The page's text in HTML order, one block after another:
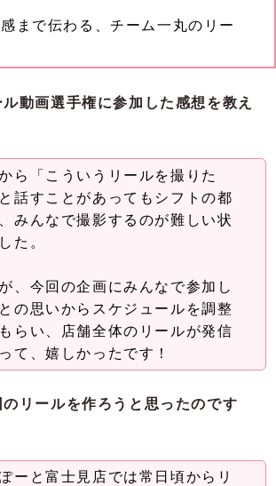
まで伝わる、チーム一丸のリー
動画選手権に参加した感想を教え
ら「こういうリールを撮りた
話すことがあってもシフトの都
みんなで撮影するのが難しい状
た。
、今回の企画にみんなで参加し
の思いからスケジュールを調整
らい、店舗全体のリールが発信
て、嬉しかったです！
リールを作ろ うと思ったのです
ーと富士見店では常日頃からリ